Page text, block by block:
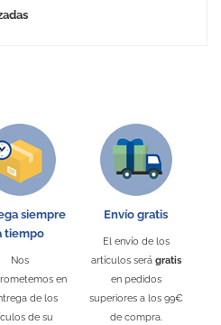
siempre
tiempo
Nos
en
de los
de su
Envío gratis
El envío de los
artículos será gratis
en pedidos
superiores a los 99€
de compra.